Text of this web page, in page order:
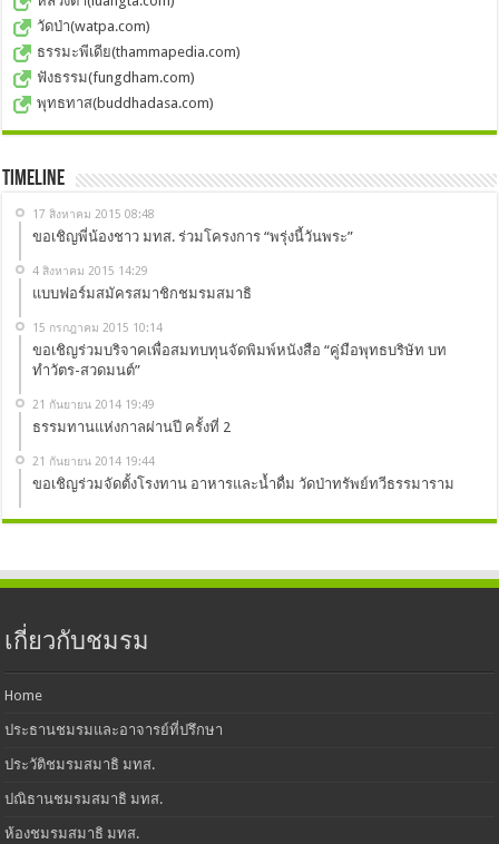
วัดป่า(watpa.com)
ธรรมะพีเดีย(thammapedia.com)
ฟังธรรม(fungdham.com)
พุทธทาส(buddhadasa.com)
Timeline
17 สิงหาคม 2015 08:48
ขอเชิญพี่น้องชาว มทส. ร่วมโครงการ “พรุ่งนี้วันพระ”
4 สิงหาคม 2015 14:29
แบบฟอร์มสมัครสมาชิกชมรมสมาธิ
15 กรกฎาคม 2015 10:14
ขอเชิญร่วมบริจาคเพื่อสมทบทุนจัดพิมพ์หนังสือ “คู่มือพุทธบริษัท บท
ทำวัตร-สวดมนต์”
21 กันยายน 2014 19:49
ธรรมทานแห่งกาลผ่านปี ครั้งที่ 2
21 กันยายน 2014 19:44
ขอเชิญร่วมจัดตั้งโรงทาน อาหารและน้ำดื่ม วัดป่าทรัพย์ทวีธรรมาราม
เกี่ยวกับชมรม
Home
ประธานชมรมและอาจารย์ที่ปรึกษา
ประวัติชมรมสมาธิ มทส.
ปณิธานชมรมสมาธิ มทส.
ห้องชมรมสมาธิ มทส.